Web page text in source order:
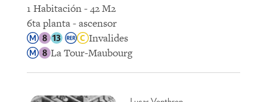
1 Habitación - 42 M2
6ta planta - ascensor
Invalides
La Tour-Maubourg